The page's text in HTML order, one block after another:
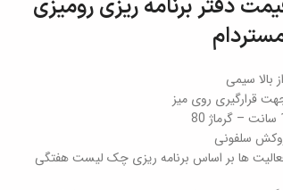
دفتر برنامه ریزی رومیزی
قرارگیری روی میز
سلفونی
ها بر اساس برنامه ریزی چک لیست هفتگی